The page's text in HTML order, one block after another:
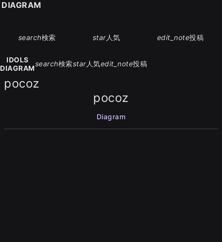
search検索 star人気 edit_note投稿
IDOLS
DIAGRAM
search検索star人気edit_note投稿
pocoz
pocoz
Diagram